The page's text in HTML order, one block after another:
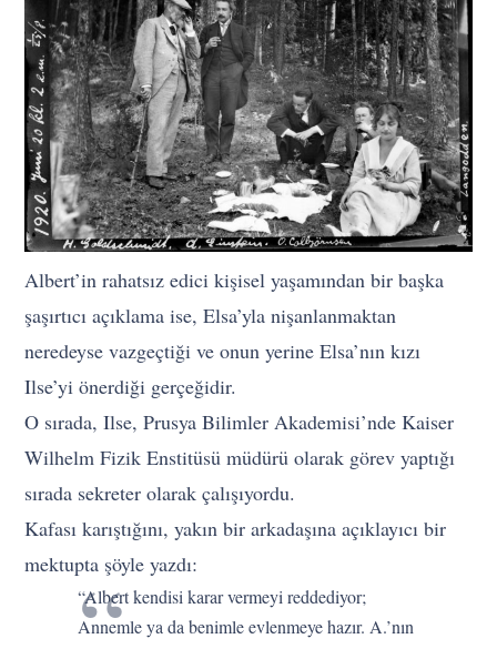
Albert’in rahatsız edici kişisel yaşamından bir başka
şaşırtıcı açıklama ise, Elsa’yla nişanlanmaktan
neredeyse vazgeçtiği ve onun yerine Elsa’nın kızı
Ilse’yi önerdiği gerçeğidir.
O sırada, Ilse, Prusya Bilimler Akademisi’nde Kaiser
Wilhelm Fizik Enstitüsü müdürü olarak görev yaptığı
sırada sekreter olarak çalışıyordu.
Kafası karıştığını, yakın bir arkadaşına açıklayıcı bir
mektupta şöyle yazdı:
“Albert kendisi karar vermeyi reddediyor;
Annemle ya da benimle evlenmeye hazır. A.’nın